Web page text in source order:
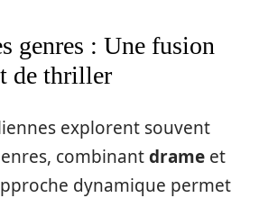
genres : Une fusion
de thriller
explorent souvent
combinantdrame et
dynamique permet